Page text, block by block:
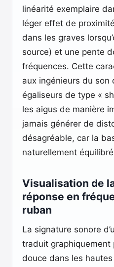
linéarité exemplaire
léger effet de
dans les graves
source) et une pente
fréquences. Cette
aux ingénieurs du son
égaliseurs de type «
les aigus de manière
jamais générer de
désagréable, car la
naturellement
Visualisation de
réponse en
ruban
La signature sonore
traduit graphiquement
douce dans les